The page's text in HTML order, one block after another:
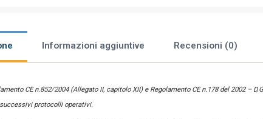
Informazioni aggiuntive Recensioni (0)
CE n.852/2004 (Allegato II, capitolo XII) e Regolamento CE n.178 del 2002 –
protocolli operativi.